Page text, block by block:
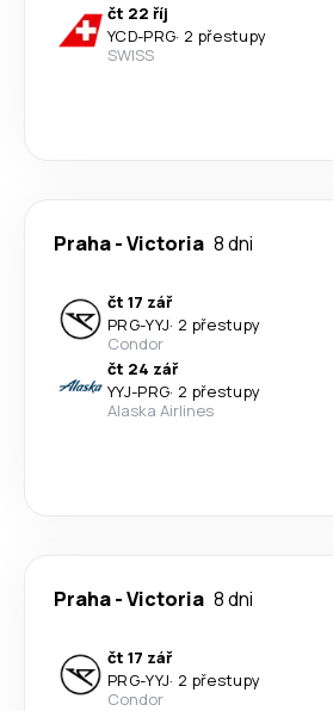
čt 22 říj
YCD-PRG· 2 přestupy
SWISS
Praha-Victoria 8 dni
čt 17 zář
PRG-YYJ· 2 přestupy
Condor
čt 24 zář
YYJ-PRG· 2 přestupy
Alaska Airlines
Praha-Victoria 8 dni
čt 17 zář
PRG-YYJ· 2 přestupy
Condor